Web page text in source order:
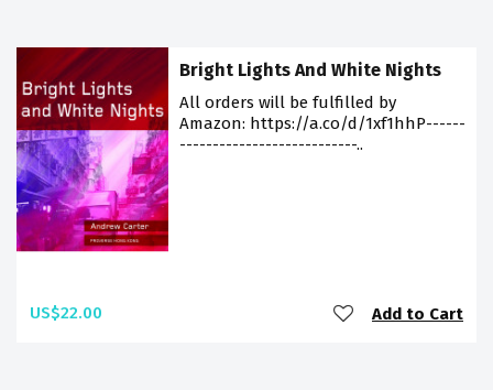
Bright Lights And White Nights
All orders will be fulfilled by
Amazon: https://a.co/d/1xf1hhP------
---------------------------..
US$22.00 Add to Cart